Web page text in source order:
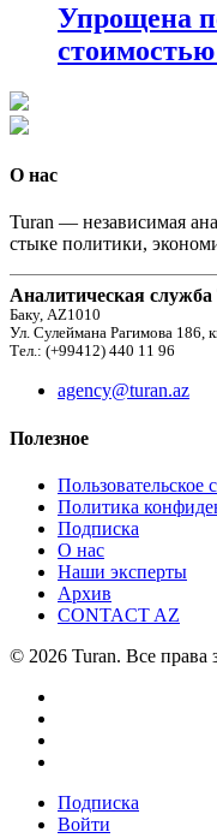
Упрощена
О нас
Turan — независимая
стыке политики,
Аналитическая
Баку, AZ1010
Ул. Сулеймана Рагимова 186,
Тел.: (+99412) 440 11 96
agency@turan.az
Полезное
Пользовательское
Политика
Подписка
О нас
Наши эксперты
Архив
CONTACT AZ
© 2026 Turan. Все
Подписка
Войти